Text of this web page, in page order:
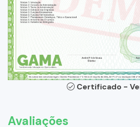
Certificado -
Avaliações